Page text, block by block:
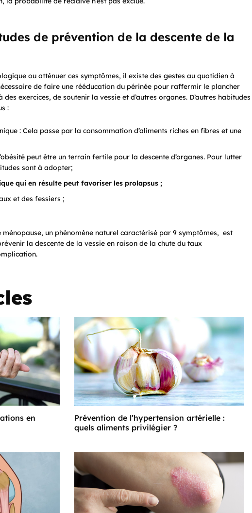
de prévention de la descente de la
ou atténuer ces symptômes, il existe des gestes au quotidien à
de faire une rééducation du périnée pour raffermir le plancher
exercices, de soutenir la vessie et d’autres organes. D’autres habitudes
:
: Cela passe par la consommation d’aliments riches en fibres et une
peut être un terrain fertile pour la descente d’organes. Pour lutter
sont à adopter;
qui en résulte peut favoriser les prolapsus ;
et des fessiers ;
un phénomène naturel caractérisé par 9 symptômes, est
la descente de la vessie en raison de la chute du taux
en
Prévention de l’hypertension artérielle :
quels aliments privilégier ?